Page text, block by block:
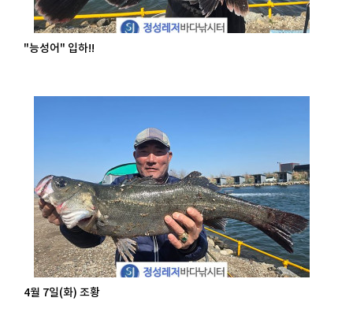
"능성어" 입하!!
4월 7일(화) 조황